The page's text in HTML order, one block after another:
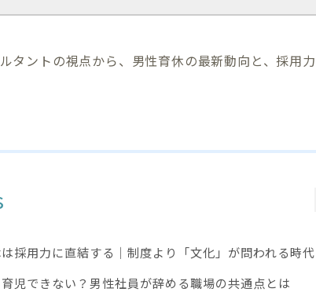
タントの視点から、男性育休の最新動向と、採用
採用力に直結する｜制度より「文化」が問われる時代
児できない？男性社員が辞める職場の共通点とは